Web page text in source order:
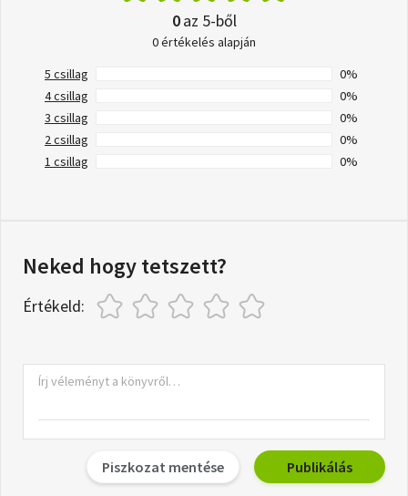
0az 5-ből
0 értékelés alapján
5 csillag
0%
4 csillag
0%
3 csillag
0%
2 csillag
0%
1 csillag
0%
Neked hogy tetszett?
Értékeld:
Piszkozat mentése Publikálás